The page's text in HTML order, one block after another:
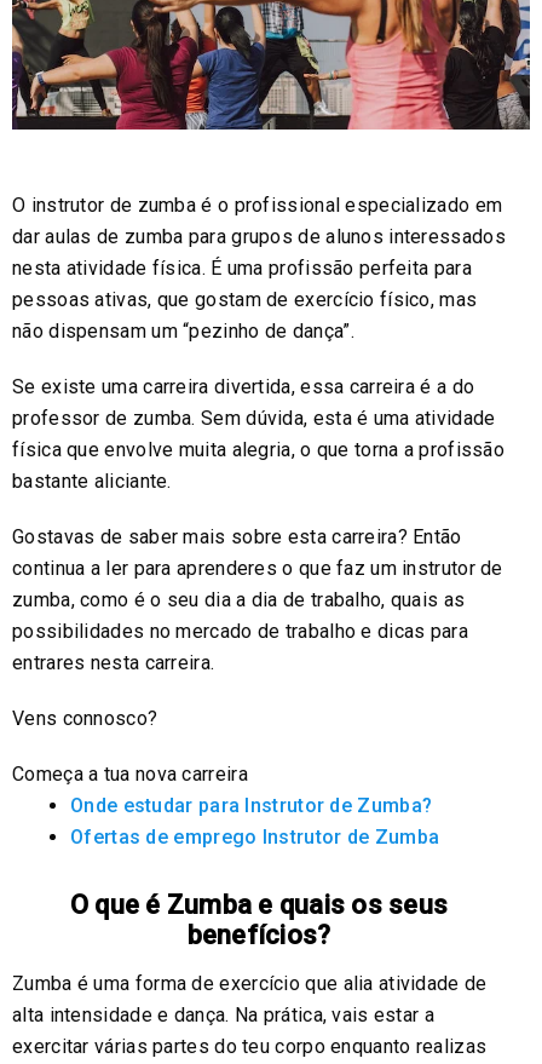
O instrutor de zumba é o profissional especializado em
dar aulas de zumba para grupos de alunos interessados
nesta atividade física. É uma profissão perfeita para
pessoas ativas, que gostam de exercício físico, mas
não dispensam um “pezinho de dança”.
Se existe uma carreira divertida, essa carreira é a do
professor de zumba. Sem dúvida, esta é uma atividade
física que envolve muita alegria, o que torna a profissão
bastante aliciante.
Gostavas de saber mais sobre esta carreira? Então
continua a ler para aprenderes o que faz um instrutor de
zumba, como é o seu dia a dia de trabalho, quais as
possibilidades no mercado de trabalho e dicas para
entrares nesta carreira.
Vens connosco?
Começa a tua nova carreira
Onde estudar para Instrutor de Zumba?
Ofertas de emprego Instrutor de Zumba
O que é Zumba e quais os seus
benefícios?
Zumba é uma forma de exercício que alia atividade de
alta intensidade e dança. Na prática, vais estar a
exercitar várias partes do teu corpo enquanto realizas